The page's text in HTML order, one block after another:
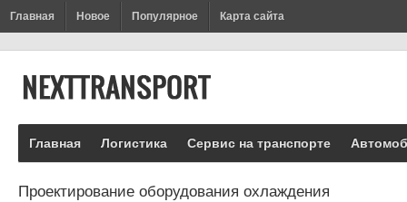
Главная Новое Популярное Карта сайта
Главная Логистика Сервис на транспорте
Проектирование оборудования охлаждения